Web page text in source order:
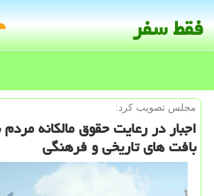
فقط سفر
مجلس تصویب كرد:
اجبار در رعایت حقوق مالكانه
بافت های تاریخی و فرهنگی